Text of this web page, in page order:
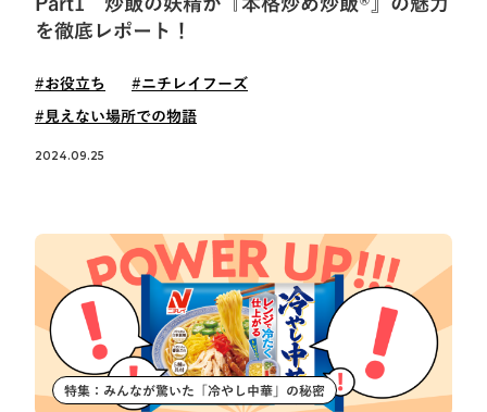
を徹底レポート！
#お役立ち #ニチレイフーズ
#見えない場所での物語
2024.09.25
特集：みんなが驚いた「冷やし中華」の秘密